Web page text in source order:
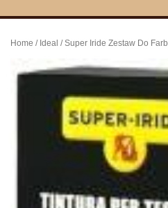
Home / Ideal / Super Iride Zestaw Do